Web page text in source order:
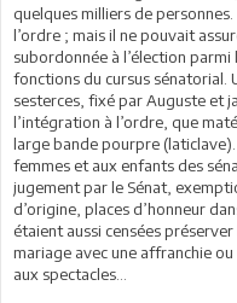
quelques milliers de
l’ordre ; mais il ne pouvait
subordonnée à l’élection
fonctions du cursus sénatorial.
sesterces, fixé par Auguste et
l’intégration à l’ordre, que
large bande pourpre
femmes et aux enfants des
jugement par le Sénat,
d’origine, places d’honneur
étaient aussi censées
mariage avec une affranchie
aux spectacles…